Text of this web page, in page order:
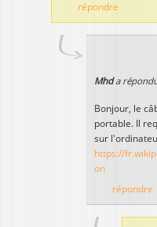
répondre
Mhda
Bonjour, le
portable. Il
sur
https://
on
répondre